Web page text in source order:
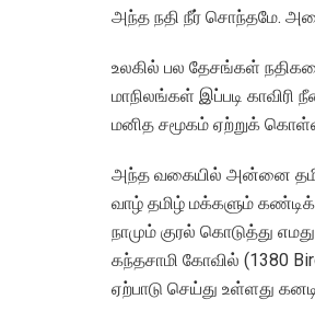
அந்த நதி நீர் சொந்தமே.
உலகில் பல தேசங்கள்
மாநிலங்கள் இப்படி
மனித சமூகம் ஏற்றுக்
அந்த வகையில் அன்னை
வாழ் தமிழ் மக்களும்
நாமும் குரல் கொடுத்து
கந்தசாமி கோவில் (1380
ஏற்பாடு செய்து உள்ளது